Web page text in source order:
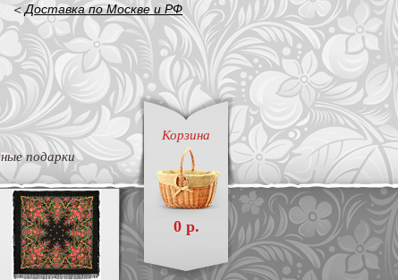
<Доставка по Москве и РФ
Корзина
0 р.
подарки